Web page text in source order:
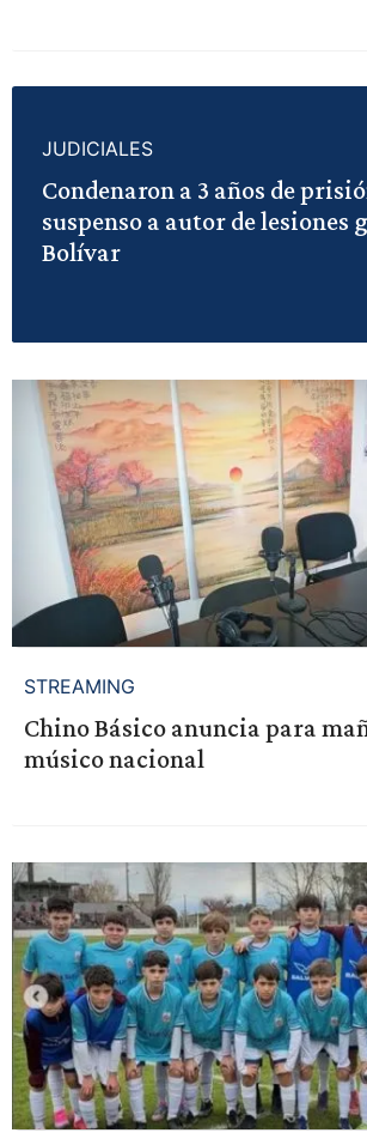
JUDICIALES
Condenaron a 3 años de
suspenso a autor de lesiones
Bolívar
STREAMING
Chino Básico anuncia para
músico nacional